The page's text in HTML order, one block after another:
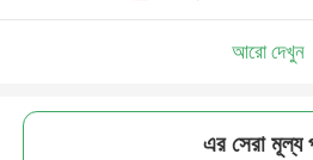
আরো দেখুন
এর সেরা মূল্য